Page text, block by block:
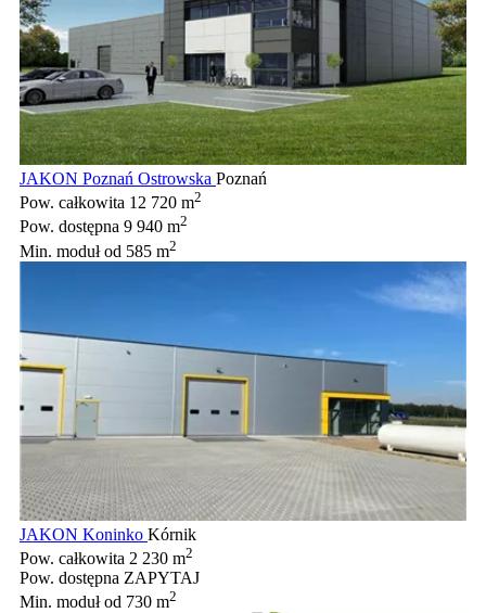
JAKON Poznań Ostrowska Poznań
Pow. całkowita 12 720 m2
Pow. dostępna 9 940 m2
Min. modułod 585 m2
JAKON Koninko Kórnik
Pow. całkowita 2 230 m2
Pow. dostępna ZAPYTAJ
Min. modułod 730 m2